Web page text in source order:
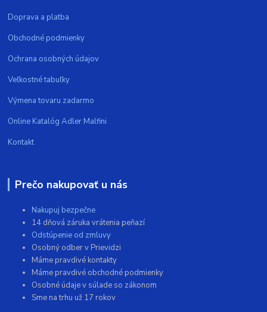
Doprava a platba
Obchodné podmienky
Ochrana osobných údajov
Veľkostné tabuľky
Výmena tovaru zadarmo
Online Katalóg Adler Malfini
Kontakt
Prečo nakupovať u nás
Nakupuj bezpečne
14 dňová záruka vrátenia peňazí
Odstúpenie od zmluvy
Osobný odber v Prievidzi
Máme pravdivé kontakty
Máme pravdivé obchodné podmienky
Osobné údaje v súlade so zákonom
Sme na trhu už 17 rokov